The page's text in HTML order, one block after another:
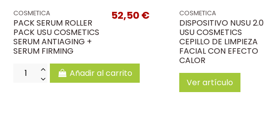
COSMETICA
PACK SERUM ROLLER
PACK USU COSMETICS
SERUM ANTIAGING +
SERUM FIRMING
52,50 €
Añadir al carrito
COSMETICA
DISPOSITIVO NUSU 2.0
USU COSMETICS
CEPILLO DE LIMPIEZA
FACIAL CON EFECTO
CALOR
Ver artículo